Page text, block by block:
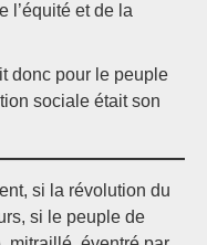
l’équité et de la
donc pour le peuple
sociale était son
si la révolution du
si le peuple de